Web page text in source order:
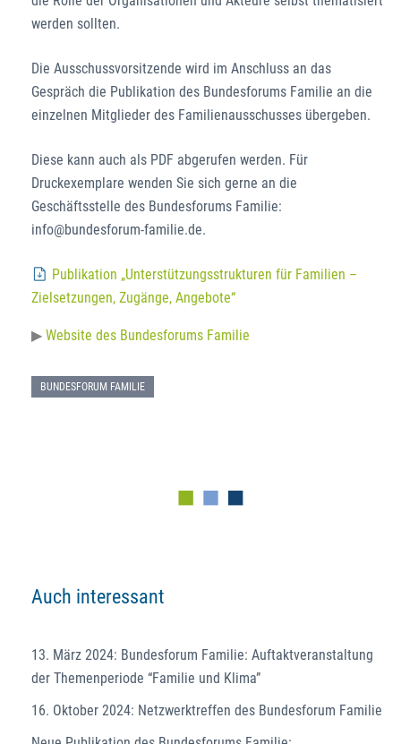
werden sollten.
Die Ausschussvorsitzende wird im Anschluss an das
Gespräch die Publikation des Bundesforums Familie an die
einzelnen Mitglieder des Familienausschusses übergeben.
Diese kann auch als PDF abgerufen werden. Für
Druckexemplare wenden Sie sich gerne an die
Geschäftsstelle des Bundesforums Familie:
info@bundesforum-familie.de.
Publikation „Unterstützungsstrukturen für Familien –
Zielsetzungen, Zugänge, Angebote“
Website des Bundesforums Familie
BUNDESFORUM FAMILIE
Auch interessant
13. März 2024: Bundesforum Familie: Auftaktveranstaltung
der Themenperiode “Familie und Klima”
16. Oktober 2024: Netzwerktreffen des Bundesforum Familie